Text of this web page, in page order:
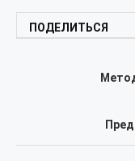
ПОДЕЛИТЬСЯ